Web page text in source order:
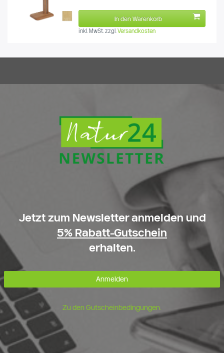
In den Warenkorb
inkl. MwSt. zzgl.Versandkosten
Jetzt zum Newsletter anmelden und
5% Rabatt-Gutschein
erhalten.
Anmelden
Zu den Gutscheinbedingungen.